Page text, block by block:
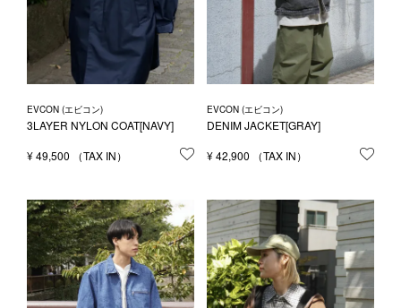
EVCON (エビコン)
3LAYER NYLON COAT[NAVY]
¥49,500 お気に入りに登録する
EVCON (エビコン)
DENIM JACKET[GRAY]
¥42,900